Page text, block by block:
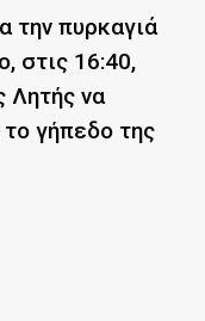
την πυρκαγιά
στις 16:40,
Λητής να
γήπεδο της